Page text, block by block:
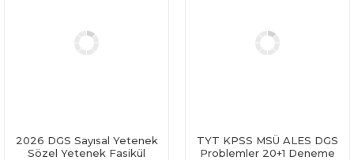
2026 DGS Sayısal Yetenek
Sözel Yetenek Fasikül
TYT KPSS MSÜ ALES DGS
Problemler 20+1 Deneme